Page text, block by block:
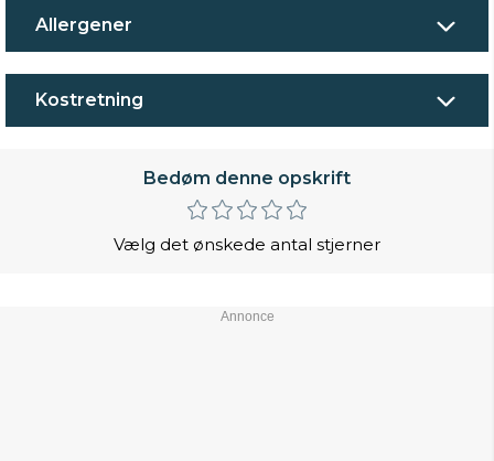
Allergener
Kostretning
Bedøm denne opskrift
Vælg det ønskede antal stjerner